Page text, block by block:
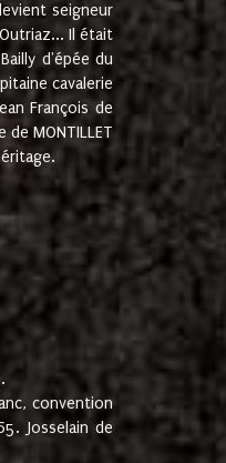
seigneur
Il était
d'épée du
cavalerie
François de
MONTILLET
convention
Josselain de